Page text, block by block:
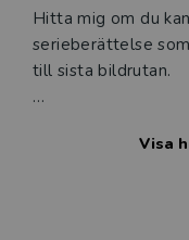
Hitta mig om du
serieberättelse
till sista bildrutan.
serieromaner där
Visa